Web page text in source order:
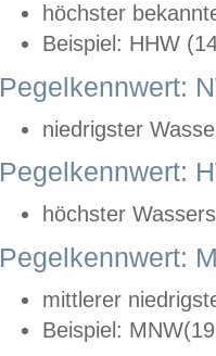
höchster
Beispiel: HHW
Pegelkennwert:
niedrigster
Pegelkennwert:
höchster
Pegelkennwert:
mittlerer
Beispiel: